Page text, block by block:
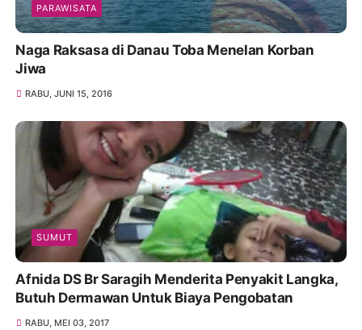
PARAWISATA
Naga Raksasa di Danau Toba Menelan Korban
Jiwa
RABU, JUNI 15, 2016
SUMUT
Afnida DS Br Saragih Menderita Penyakit Langka,
Butuh Dermawan Untuk Biaya Pengobatan
RABU, MEI 03, 2017